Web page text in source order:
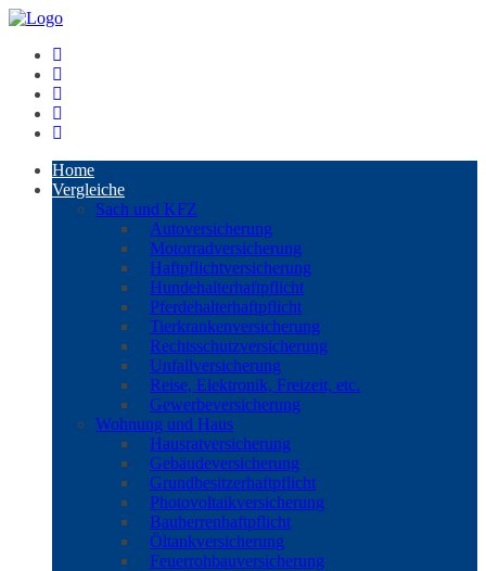
Home
Vergleiche
Sach und KFZ
Autoversicherung
Motorradversicherung
Haftpflichtversicherung
Hundehalterhaftpflicht
Pferdehalterhaftpflicht
Tierkrankenversicherung
Rechtsschutzversicherung
Unfallversicherung
Reise, Elektronik, Freizeit, etc.
Gewerbeversicherung
Wohnung und Haus
Hausratversicherung
Gebäudeversicherung
Grundbesitzerhaftpflicht
Photovoltaikversicherung
Bauherrenhaftpflicht
Öltankversicherung
Feuerrohbauversicherung